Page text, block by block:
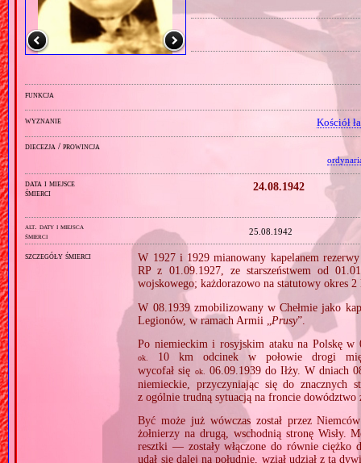
funkcja
wyznanie Kościół
diecezja / prowincja
data i miejsce
śmierci
24.08.1942
alt. daty i miejsca
śmierci
25.08.1942
szczegóły śmierci
W 1927 i 1929 mianowany kapelanem
RP z 01.09.1927, ze starszeństwem od
wojskowego; każdorazowo na statutowy okres
W 08.1939 zmobilizowany w Chełmie jako
Legionów, w ramach Armii „ Prusy”.
Po niemieckim i rosyjskim ataku na Polskę
ok.
10 km odcinek w połowie drogi
wycofał się ok.
06.09.1939 do Iłży. W dniach
niemieckie, przyczyniając się do znacznych
z ogólnie trudną sytuacją na froncie
Być może już wówczas został przez
żołnierzy na drugą, wschodnią stronę Wisły.
resztki — zostały włączone do równie
udał się dalej na południe, wziął udział z tą